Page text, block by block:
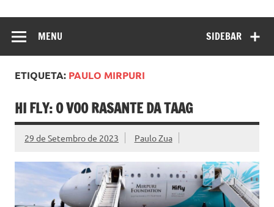
SIDEBAR
MENU
ETIQUETA: PAULO MIRPURI
HI FLY: O VOO RASANTE DA TAAG
29 de Setembro de 2023 Paulo Zua